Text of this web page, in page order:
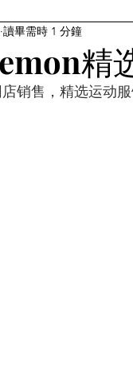
潮流others
精
讀畢需時 1 分鐘
销售，精选运动服